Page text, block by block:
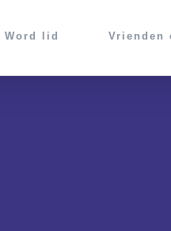
Word lid Vrienden